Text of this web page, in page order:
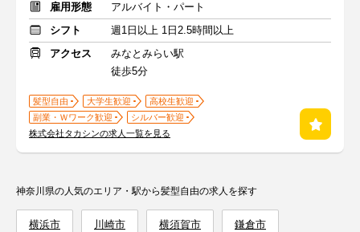
雇用形態
アルバイト・パート
シフト
週1日以上 1日2.5時間以上
アクセス
みなとみらい駅
徒歩5分
髪型自由 大学生歓迎
高校生歓迎
副業・Ｗワーク歓迎
シルバー歓迎
株式会社タカシンの求人一覧を見る
神奈川県の人気のエリア・駅から髪型自由の求人を探す
横浜市 川崎市 横須賀市 鎌倉市